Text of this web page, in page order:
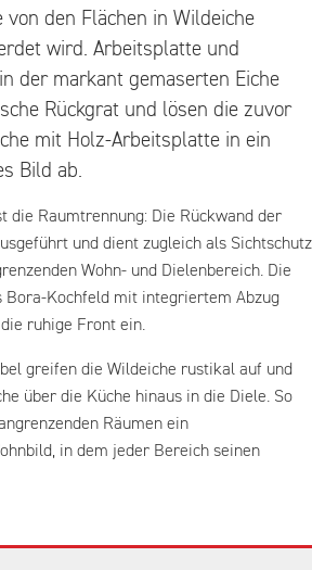
von den Flächen in Wildeiche
wird. Arbeitsplatte und
der markant gemaserten Eiche
Rückgrat und lösen die zuvor
mit Holz-Arbeitsplatte in ein
Bild ab.
die Raumtrennung: Die Rückwand der
und dient zugleich als Sichtschutz
Wohn- und Dielenbereich. Die
Bora-Kochfeld mit integriertem Abzug
ruhige Front ein.
greifen die Wildeiche rustikal auf und
über die Küche hinaus in die Diele. So
Räumen ein
in dem jeder Bereich seinen